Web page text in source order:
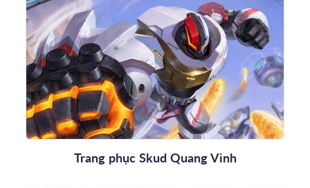
Trang phục Skud Quang Vinh